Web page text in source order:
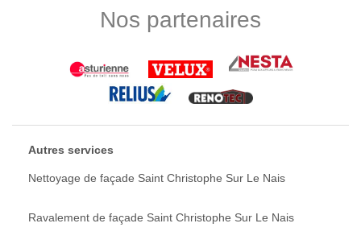
Nos partenaires
Autres services
Nettoyage de façade Saint Christophe Sur Le Nais
Ravalement de façade Saint Christophe Sur Le Nais